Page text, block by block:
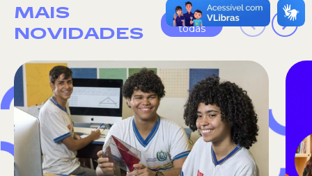
MAIS
NOVIDADES
Ver
todas